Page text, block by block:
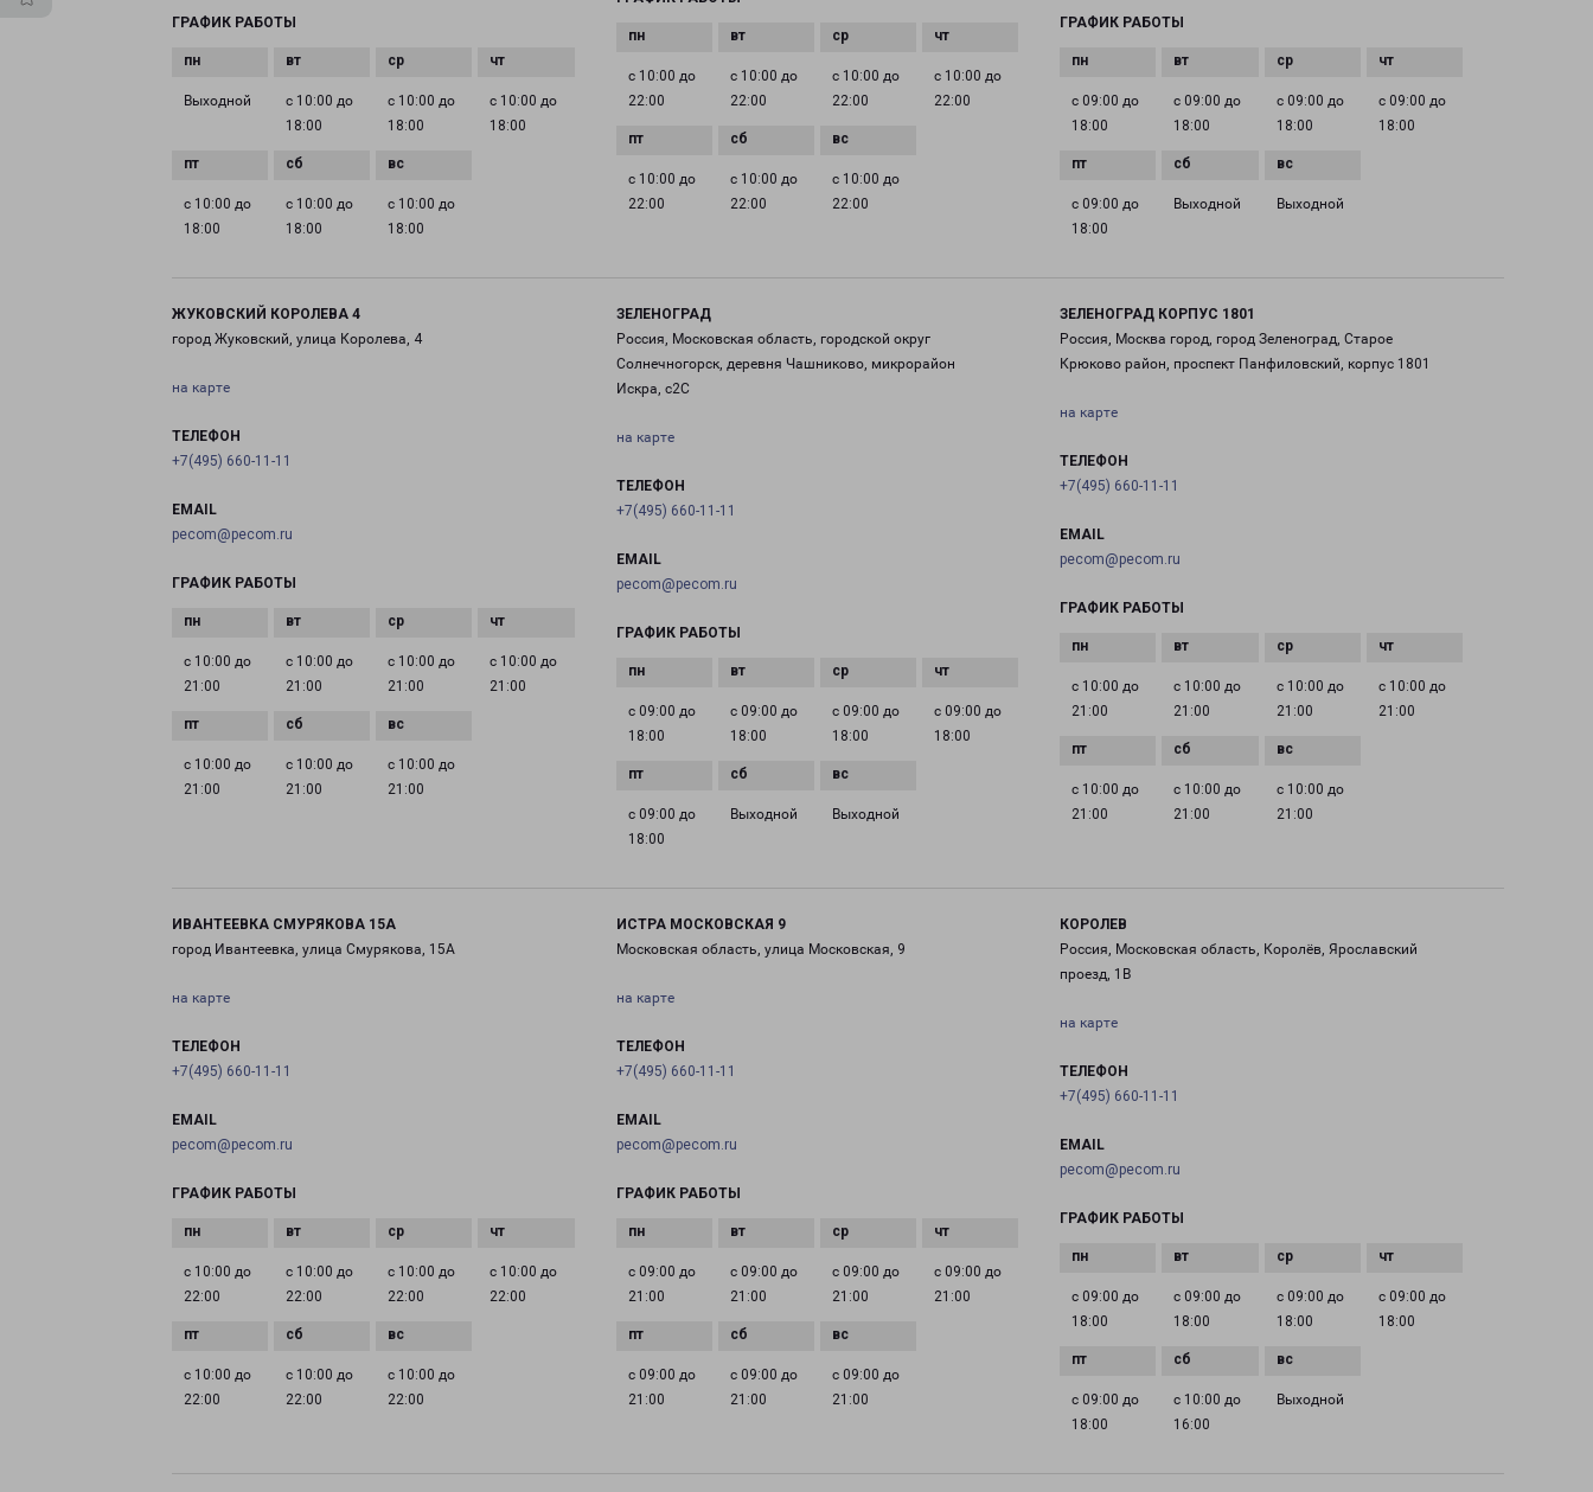
ГРАФИК РАБОТЫ
Выходной
с 10:00 до
18:00
с 10:00 до
18:00
с 10:00 до
18:00
с 10:00 до
18:00
с 10:00 до
18:00
с 10:00 до
18:00
с 10:00 до
22:00
с 10:00 до
22:00
с 10:00 до
22:00
с 10:00 до
22:00
с 10:00 до
22:00
с 10:00 до
22:00
с 10:00 до
22:00
ГРАФИК РАБОТЫ
с 09:00 до
18:00
с 09:00 до
18:00
с 09:00 до
18:00
с 09:00 до
18:00
с 09:00 до
18:00
Выходной Выходной
ЖУКОВСКИЙ КОРОЛЕВА 4
город Жуковский, улица Королева, 4
на карте
ТЕЛЕФОН
+7(495) 660-11-11
EMAIL
pecom@pecom.ru
ГРАФИК РАБОТЫ
с 10:00 до
21:00
с 10:00 до
21:00
с 10:00 до
21:00
с 10:00 до
21:00
с 10:00 до
21:00
с 10:00 до
21:00
с 10:00 до
21:00
ЗЕЛЕНОГРАД
Россия, Московская область, городской округ
Солнечногорск, деревня Чашниково, микрорайон
Искра, с2С
на карте
ТЕЛЕФОН
+7(495) 660-11-11
EMAIL
pecom@pecom.ru
ГРАФИК РАБОТЫ
с 09:00 до
18:00
с 09:00 до
18:00
с 09:00 до
18:00
с 09:00 до
18:00
с 09:00 до
18:00
Выходной Выходной
ЗЕЛЕНОГРАД КОРПУС 1801
Россия, Москва город, город Зеленоград, Старое
Крюково район, проспект Панфиловский, корпус 1801
на карте
ТЕЛЕФОН
+7(495) 660-11-11
EMAIL
pecom@pecom.ru
ГРАФИК РАБОТЫ
с 10:00 до
21:00
с 10:00 до
21:00
с 10:00 до
21:00
с 10:00 до
21:00
с 10:00 до
21:00
с 10:00 до
21:00
с 10:00 до
21:00
ИВАНТЕЕВКА СМУРЯКОВА 15А
город Ивантеевка, улица Смурякова, 15А
на карте
ТЕЛЕФОН
+7(495) 660-11-11
EMAIL
pecom@pecom.ru
ГРАФИК РАБОТЫ
с 10:00 до
22:00
с 10:00 до
22:00
с 10:00 до
22:00
с 10:00 до
22:00
с 10:00 до
22:00
с 10:00 до
22:00
с 10:00 до
22:00
ИСТРА МОСКОВСКАЯ 9
Московская область, улица Московская, 9
на карте
ТЕЛЕФОН
+7(495) 660-11-11
EMAIL
pecom@pecom.ru
ГРАФИК РАБОТЫ
с 09:00 до
21:00
с 09:00 до
21:00
с 09:00 до
21:00
с 09:00 до
21:00
с 09:00 до
21:00
с 09:00 до
21:00
с 09:00 до
21:00
КОРОЛЕВ
Россия, Московская область, Королёв, Ярославский
проезд, 1В
на карте
ТЕЛЕФОН
+7(495) 660-11-11
EMAIL
pecom@pecom.ru
ГРАФИК РАБОТЫ
с 09:00 до
18:00
с 09:00 до
18:00
с 09:00 до
18:00
с 09:00 до
18:00
с 09:00 до
18:00
с 10:00 до
16:00
Выходной